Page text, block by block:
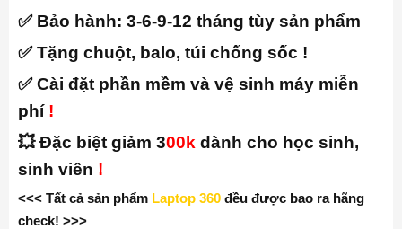
✅ Bảo hành: 3-6-9-12 tháng tùy sản phẩm
✅ Tặng chuột, balo, túi chống sốc !
✅ Cài đặt phần mềm và vệ sinh máy miễn
phí !
💥 Đặc biệt giảm 300k dành cho học sinh,
sinh viên !
<<< Tất cả sản phẩm Laptop 360 đều được bao ra hãng
check! >>>